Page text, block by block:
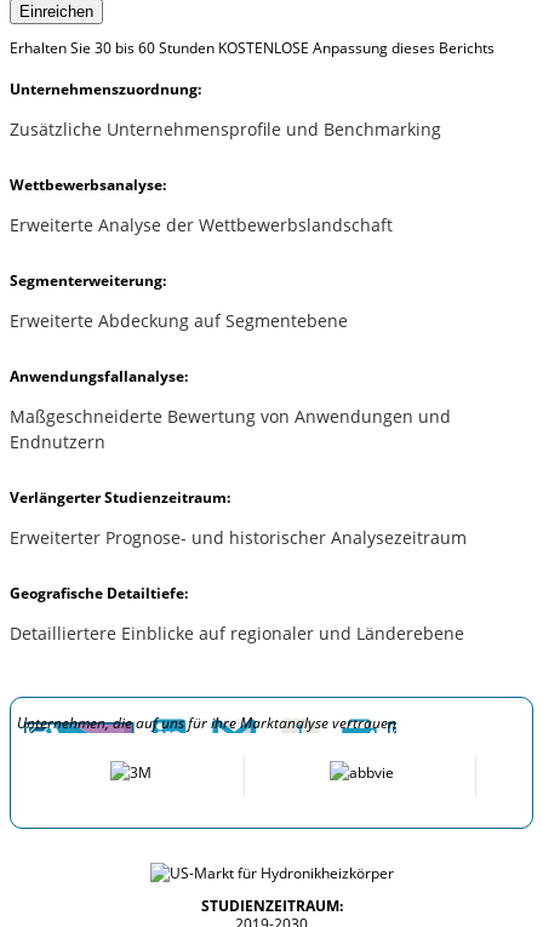
Einreichen
Erhalten Sie 30 bis 60 Stunden KOSTENLOSE Anpassung dieses Berichts
Unternehmenszuordnung:
Zusätzliche Unternehmensprofile und Benchmarking
Wettbewerbsanalyse:
Erweiterte Analyse der Wettbewerbslandschaft
Segmenterweiterung:
Erweiterte Abdeckung auf Segmentebene
Anwendungsfallanalyse:
Maßgeschneiderte Bewertung von Anwendungen und
Endnutzern
Verlängerter Studienzeitraum:
Erweiterter Prognose- und historischer Analysezeitraum
Geografische Detailtiefe:
Detailliertere Einblicke auf regionaler und Länderebene
Unternehmen, die auf uns für ihre Marktanalyse vertrauen
STUDIENZEITRAUM: